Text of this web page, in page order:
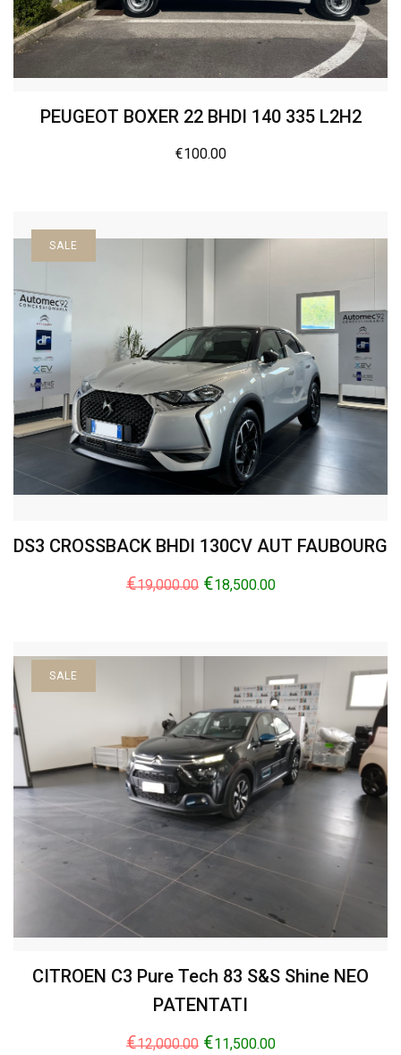
PEUGEOT BOXER 22 BHDI 140 335 L2H2
€100.00
SALE
DS3 CROSSBACK BHDI 130CV AUT FAUBOURG
€19,000.00 €18,500.00
SALE
CITROEN C3 Pure Tech 83 S&S Shine NEO
PATENTATI
€12,000.00 €11,500.00